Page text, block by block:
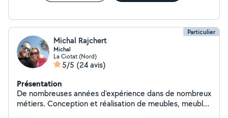
Particulier
Michal Rajchert
Michal
La Ciotat (Nord)
5/5 (24 avis)
Présentation
De nombreuses années d'expérience dans de nombreux
métiers. Conception et réalisation de meubles, meubles